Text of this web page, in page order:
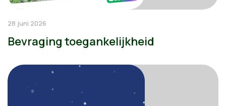
28 juni 2026
Bevraging toegankelijkheid